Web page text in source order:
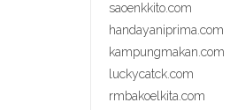
saoenkkito.com
handayaniprima.com
kampungmakan.com
luckycatck.com
rmbakoelkita.com